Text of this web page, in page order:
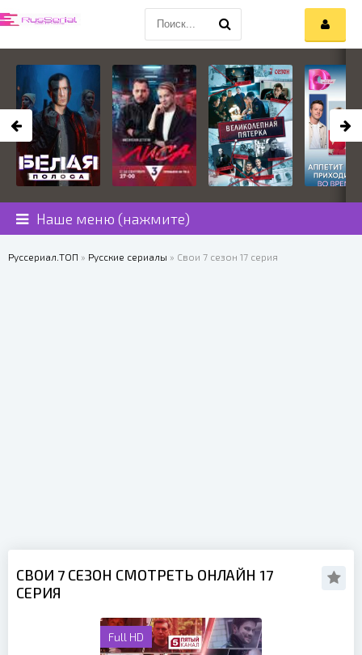
Наше меню (нажмите)
Руссериал.ТОП » Русские сериалы » Свои 7 сезон 17 серия
СВОИ 7 СЕЗОН СМОТРЕТЬ ОНЛАЙН 17
СЕРИЯ
Full HD